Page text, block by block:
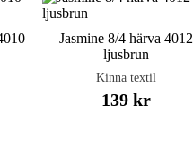
Jasmine 8/4 härva 4012
ljusbrun
Kinna textil
139 kr